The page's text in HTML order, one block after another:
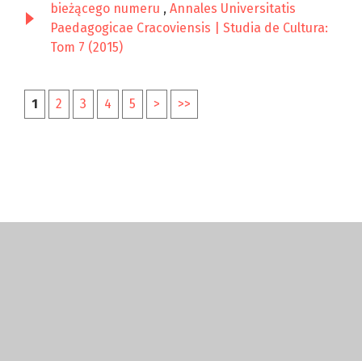
bieżącego numeru , Annales Universitatis
Paedagogicae Cracoviensis | Studia de Cultura:
Tom 7 (2015)
1 2 3 4 5 > >>